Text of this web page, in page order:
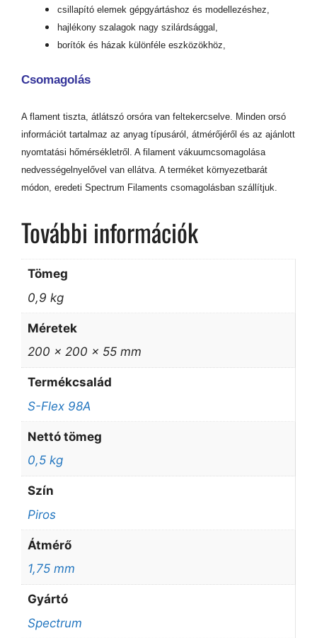
csillapító elemek gépgyártáshoz és modellezéshez,
hajlékony szalagok nagy szilárdsággal,
borítók és házak különféle eszközökhöz,
Csomagolás
A flament tiszta, átlátszó orsóra van feltekercselve. Minden orsó
információt tartalmaz az anyag típusáról, átmérőjéről és az ajánlott
nyomtatási hőmérsékletről. A filament vákuumcsomagolása
nedvességelnyelővel van ellátva. A terméket környezetbarát
módon, eredeti Spectrum Filaments csomagolásban szállítjuk.
További információk
Tömeg
0,9 kg
Méretek
200 × 200 × 55 mm
Termékcsalád
S-Flex 98A
Nettó tömeg
0,5 kg
Szín
Piros
Átmérő
1,75 mm
Gyártó
Spectrum